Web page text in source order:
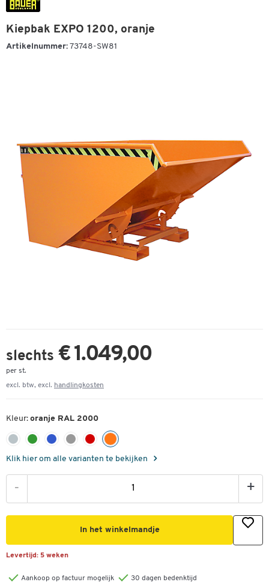
Kiepbak EXPO 1200, oranje
Artikelnummer: 73748-SW81
slechts € 1.049,00
per st.
excl. btw, excl. handlingkosten
Kleur: oranje RAL 2000
Klik hier om alle varianten te bekijken
- +
In het winkelmandje
Levertijd: 5 weken
Aankoop op factuur mogelijk
30 dagen bedenktijd